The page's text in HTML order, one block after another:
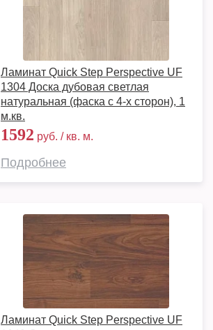
Ламинат Quick Step Perspective UF
1304 Доска дубовая светлая
натуральная (фаска с 4-х сторон), 1
м.кв.
1592 руб. / кв. м.
Подробнее
Ламинат Quick Step Perspective UF